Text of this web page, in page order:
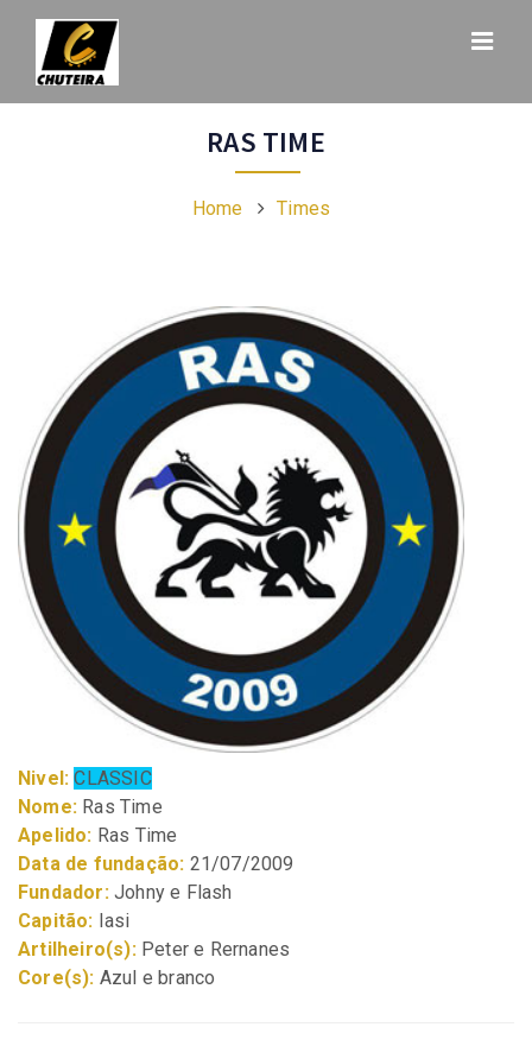
RAS TIME
Home Times
Nivel:CLASSIC
Nome: Ras Time
Apelido: Ras Time
Data de fundação: 21/07/2009
Fundador: Johny e Flash
Capitão: Iasi
Artilheiro(s): Peter e Rernanes
Core(s): Azul e branco